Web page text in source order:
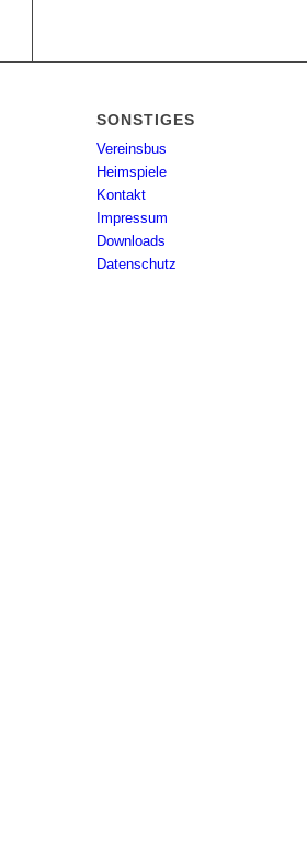
SONSTIGES
Vereinsbus
Heimspiele
Kontakt
Impressum
Downloads
Datenschutz